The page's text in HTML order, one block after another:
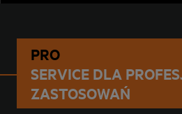
PRO
SERVICE DLA
ZASTOSOWAŃ